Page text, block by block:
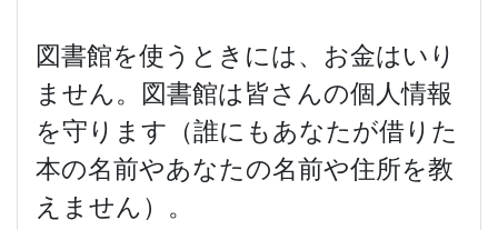
図書館を使うときには、お金はいり
ません。図書館は皆さんの個人情報
を守ります（誰にもあなたが借りた
本の名前やあなたの名前や住所を教
えません）。